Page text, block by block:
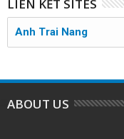
LIÊN KẾT SITES
Anh Trai Nang
ABOUT US